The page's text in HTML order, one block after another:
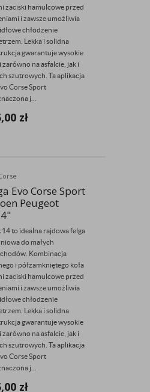
zaciski hamulcowe przed
i zawsze umożliwia
chłodzenie
Lekka i solidna
gwarantuje wysokie
zarówno na asfalcie, jak i
szutrowych. Ta aplikacja
Corse Sport
j...
zł
Evo Corse Sport
Peugeot
14 to idealna rajdowa felga
do małych
Kombinacja
i półzamkniętego koła
zaciski hamulcowe przed
i zawsze umożliwia
chłodzenie
Lekka i solidna
gwarantuje wysokie
zarówno na asfalcie, jak i
szutrowych. Ta aplikacja
Corse Sport
j...
zł